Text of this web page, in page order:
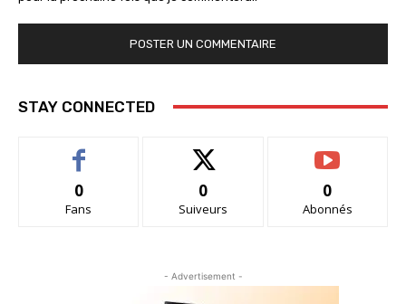
STAY CONNECTED
0
Fans
0
Suiveurs
0
Abonnés
- Advertisement -